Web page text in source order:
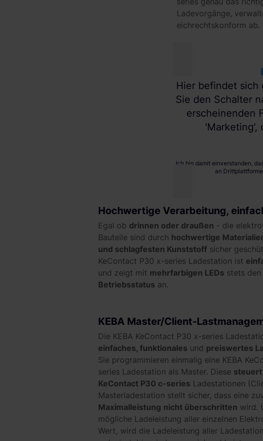
Ladevorgänge,
eichrechtskonform ab.
Hier befindet sich
Sie den Schalter
erscheinenden
'Marketing',
Ich bin damit einverstanden,
an
Hochwertige Verarbeitung,
Egal ob drinnen oder draußen - die
Bauteile sind durch hochwertige
und schlagfesten Kunststoffsicher
KeContact P30 x-series Ladestation ist
und zeigt mit mehrfarbigen LEDs stets den
Betriebsstatus an.
KEBA Master/Client-
Die KEBA KeContact P30 x-series
einfaches, funktionales und preiswertes
Sie programmieren einmalig eine KEBA
series Ladestation als Master. Diese steuert
KeContact P30 c-series Ladestationen
Masterladestation stellt sicher, dass eine
Maximalleistung nicht überschritten wird.
mögliche Ladeleistung aller einzelnen
Wert, wird die Ladeleistung aller